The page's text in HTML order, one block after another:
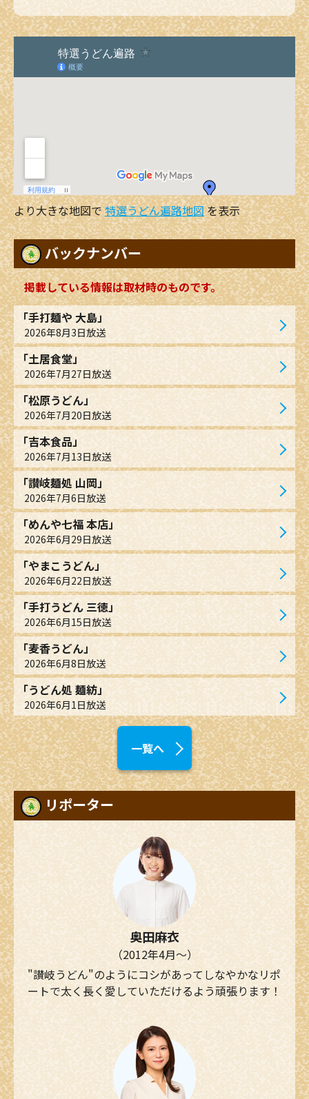
より大きな地図で特選うどん遍路地図を表示
バックナンバー
掲載している情報は取材時のものです。
「手打麺や 大島」
2026年8月3日放送
「土居食堂」
2026年7月27日放送
「松原うどん」
2026年7月20日放送
「吉本食品」
2026年7月13日放送
「讃岐麺処 山岡」
2026年7月6日放送
「めんや七福 本店」
2026年6月29日放送
「やまこうどん」
2026年6月22日放送
「手打うどん 三徳」
2026年6月15日放送
「麦香うどん」
2026年6月8日放送
「うどん処 麺紡」
2026年6月1日放送
一覧へ
リポーター
奥田麻衣
（2012年4月～）
"讃岐うどん"のようにコシがあってしなやかなリポ
ートで太く長く愛していただけるよう頑張ります！